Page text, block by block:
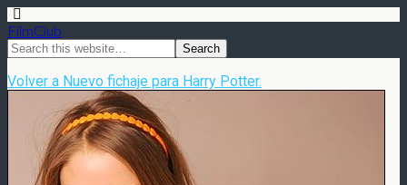
FilmClub
Volver a Nuevo fichaje para Harry Potter.